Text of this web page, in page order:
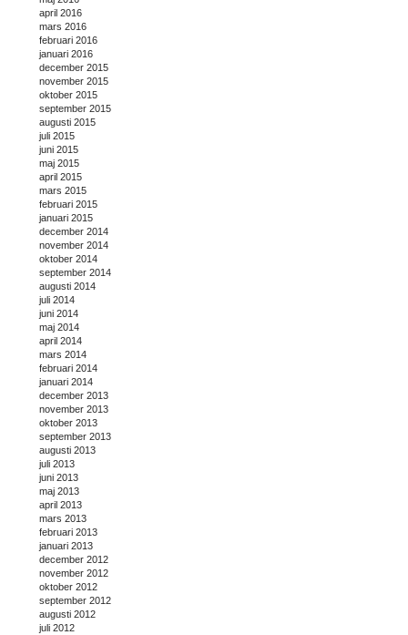
april 2016
mars 2016
februari 2016
januari 2016
december 2015
november 2015
oktober 2015
september 2015
augusti 2015
juli 2015
juni 2015
maj 2015
april 2015
mars 2015
februari 2015
januari 2015
december 2014
november 2014
oktober 2014
september 2014
augusti 2014
juli 2014
juni 2014
maj 2014
april 2014
mars 2014
februari 2014
januari 2014
december 2013
november 2013
oktober 2013
september 2013
augusti 2013
juli 2013
juni 2013
maj 2013
april 2013
mars 2013
februari 2013
januari 2013
december 2012
november 2012
oktober 2012
september 2012
augusti 2012
juli 2012